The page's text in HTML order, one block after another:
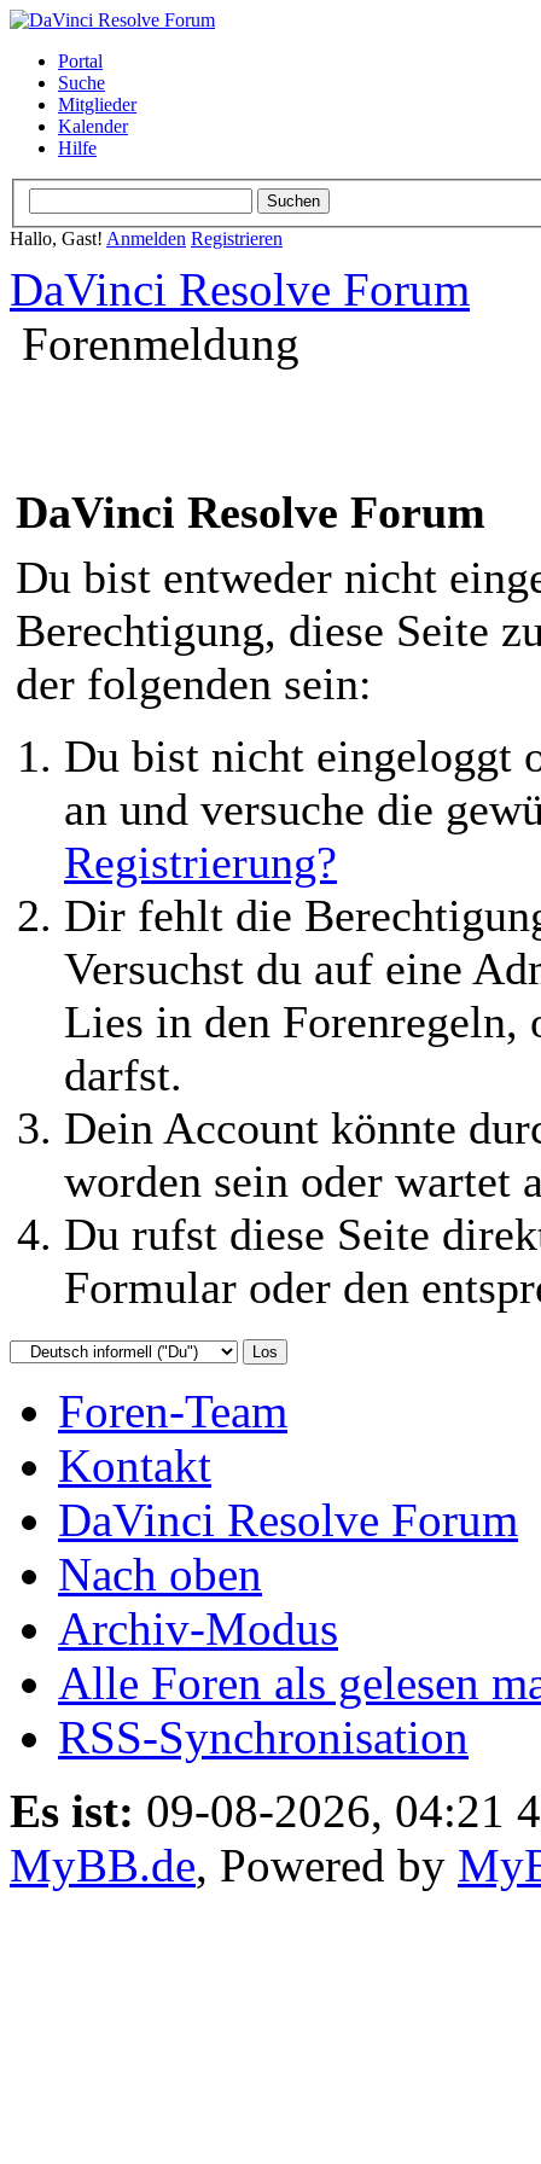
Portal
Suche
Mitglieder
Kalender
Hilfe
Hallo, Gast! Anmelden Registrieren
DaVinci Resolve Forum
Forenmeldung
DaVinci Resolve Forum
Du bist entweder nicht
Berechtigung, diese Seite
der folgenden sein:
Du bist nicht eingeloggt
an und versuche die
Registrierung?
Dir fehlt die
Versuchst du auf eine
Lies in den Forenregeln,
darfst.
Dein Account könnte
worden sein oder wartet
Du rufst diese Seite
Formular oder den
Foren-Team
Kontakt
DaVinci Resolve Forum
Nach oben
Archiv-Modus
Alle Foren als gelesen
RSS-Synchronisation
Es ist: 09-08-2026, 04:21 4
MyBB.de, Powered by